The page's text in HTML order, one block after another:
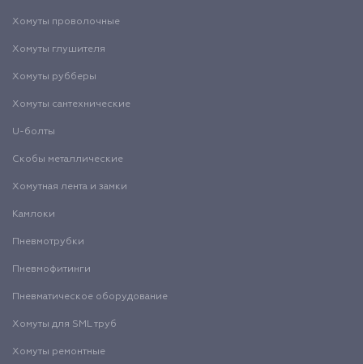
Хомуты проволочные
Хомуты глушителя
Хомуты рубберы
Хомуты сантехнические
U-болты
Скобы металлические
Хомутная лента и замки
Камлоки
Пневмотрубки
Пневмофитинги
Пневматическое оборудование
Хомуты для SML труб
Хомуты ремонтные